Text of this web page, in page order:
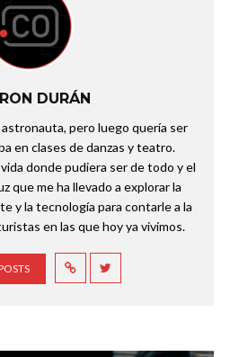
DURÁN
pero luego quería ser
en clases de danzas y teatro.
donde pudiera ser de todo y el
que me ha llevado a explorar la
y la tecnología para contarle a la
en las que hoy ya vivimos.